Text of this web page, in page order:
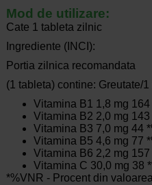
Mod de utilizare:
Cate 1 tableta zilnic
Ingrediente (INCI):
Portia zilnica recomandata
(1 tableta) contine: Greutate/1
Vitamina B1 1,8 mg 164
Vitamina B2 2,0 mg 143
Vitamina B3 7,0 mg 44
Vitamina B5 4,6 mg 77
Vitamina B6 2,2 mg 157
Vitamina C 30,0 mg 38
*%VNR - Procent din